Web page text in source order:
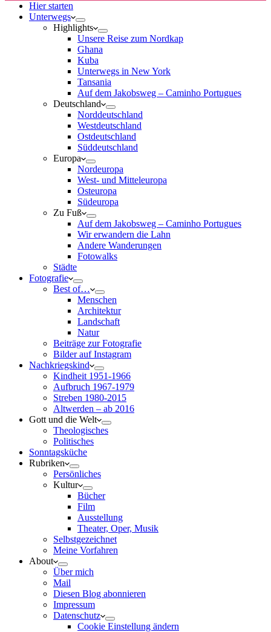
Hier starten
Unterwegs
Highlights
Unsere Reise zum Nordkap
Ghana
Kuba
Unterwegs in New York
Tansania
Auf dem Jakobsweg – Caminho Portugues
Deutschland
Norddeutschland
Westdeutschland
Ostdeutschland
Süddeutschland
Europa
Nordeuropa
West- und Mitteleuropa
Osteuropa
Südeuropa
Zu Fuß
Auf dem Jakobsweg – Caminho Portugues
Wir erwandern die Lahn
Andere Wanderungen
Fotowalks
Städte
Fotografie
Best of…
Menschen
Architektur
Landschaft
Natur
Beiträge zur Fotografie
Bilder auf Instagram
Nachkriegskind
Kindheit 1951-1966
Aufbruch 1967-1979
Streben 1980-2015
Altwerden – ab 2016
Gott und die Welt
Theologisches
Politisches
Sonntagsküche
Rubriken
Persönliches
Kultur
Bücher
Film
Ausstellung
Theater, Oper, Musik
Selbstgezeichnet
Meine Vorfahren
About
Über mich
Mail
Diesen Blog abonnieren
Impressum
Datenschutz
Cookie Einstellung ändern